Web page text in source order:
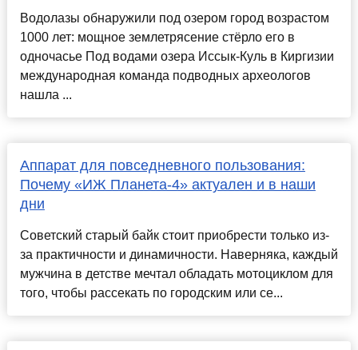
Водолазы обнаружили под озером город возрастом
1000 лет: мощное землетрясение стёрло его в
одночасье Под водами озера Иссык-Куль в Киргизии
международная команда подводных археологов
нашла ...
Аппарат для повседневного пользования:
Почему «ИЖ Планета-4» актуален и в наши
дни
Советский старый байк стоит приобрести только из-
за практичности и динамичности. Наверняка, каждый
мужчина в детстве мечтал обладать мотоциклом для
того, чтобы рассекать по городским или се...